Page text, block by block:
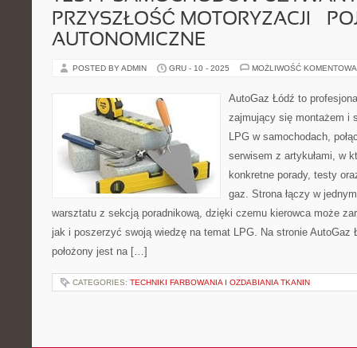
PRZYSZŁOŚĆ MOTORYZACJI –
AUTONOMICZNE
POSTED BY ADMIN GRU - 10 - 2025 MOŻLIWOŚĆ
AutoGaz Łódź to
zajmujący się montażem i
LPG w samochodach,
serwisem z artykułami, w
konkretne porady, testy
gaz. Strona łączy w
warsztatu z sekcją poradnikową, dzięki czemu kierowca może
jak i poszerzyć swoją wiedzę na temat LPG. Na stronie AutoGaz
położony jest na […]
CATEGORIES: TECHNIKI FARBOWANIA I OZDABIANIA TKANIN